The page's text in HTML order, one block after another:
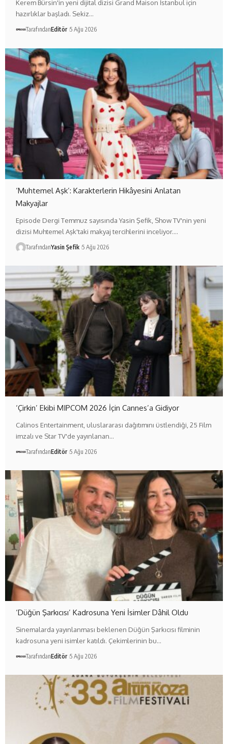
Kerem Bürsin'in yeni dijital dizisi Grand Maison İstanbul için
hazırlıklar başladı. Sekiz…
TarafındanEditör 5 Ağu 2026
‘Muhtemel Aşk’: Karakterlerin Hikâyesini Anlatan
Makyajlar
Episode Dergi Temmuz sayısında Yasin Şefik, Show TV'nin yeni
dizisi Muhtemel Aşk'taki makyaj tercihlerini inceliyor.…
TarafındanYasin Şefik 5 Ağu 2026
‘Çirkin’ Ekibi MIPCOM 2026 İçin Cannes’a Gidiyor
Calinos Entertainment, uluslararası dağıtımını üstlendiği, 25 Film
imzalı ve Star TV'de yayınlanan…
TarafındanEditör 5 Ağu 2026
‘Düğün Şarkıcısı’ Kadrosuna Yeni İsimler Dâhil Oldu
Sinemalarda yayınlanması beklenen Düğün Şarkıcısı filminin
kadrosuna yeni isimler katıldı. Çekimlerinin bu…
TarafındanEditör 5 Ağu 2026